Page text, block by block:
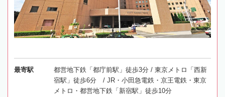
最寄駅
都営地下鉄「都庁前駅」徒歩3分 / 東京メトロ「西新
宿駅」徒歩6分 / JR・小田急電鉄・京王電鉄・東京
メトロ・都営地下鉄「新宿駅」徒歩10分